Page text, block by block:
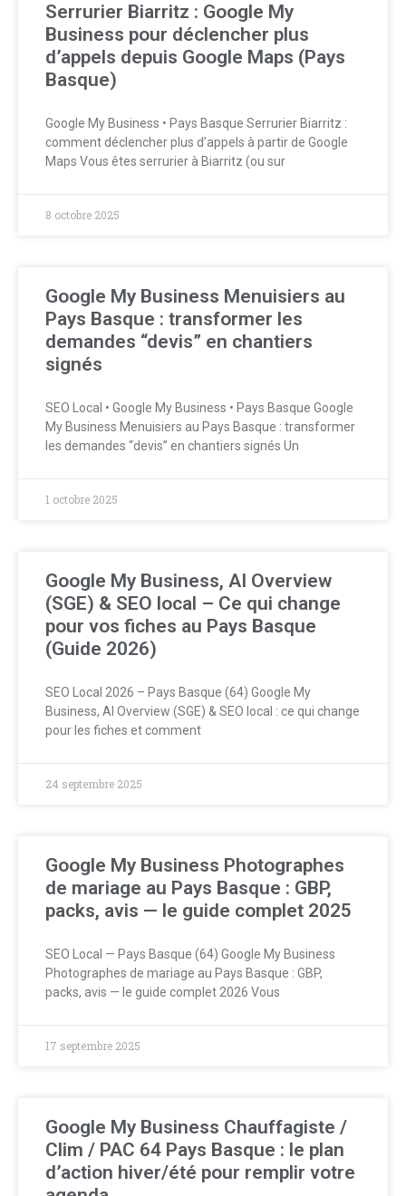
Serrurier Biarritz : Google My
Business pour déclencher plus
d’appels depuis Google Maps (Pays
Basque)
Google My Business • Pays Basque Serrurier Biarritz :
comment déclencher plus d’appels à partir de Google
Maps Vous êtes serrurier à Biarritz (ou sur
8 octobre 2025
Google My Business Menuisiers au
Pays Basque : transformer les
demandes “devis” en chantiers
signés
SEO Local • Google My Business • Pays Basque Google
My Business Menuisiers au Pays Basque : transformer
les demandes “devis” en chantiers signés Un
1 octobre 2025
Google My Business, AI Overview
(SGE) & SEO local – Ce qui change
pour vos fiches au Pays Basque
(Guide 2026)
SEO Local 2026 – Pays Basque (64) Google My
Business, AI Overview (SGE) & SEO local : ce qui change
pour les fiches et comment
24 septembre 2025
Google My Business Photographes
de mariage au Pays Basque : GBP,
packs, avis — le guide complet 2025
SEO Local — Pays Basque (64) Google My Business
Photographes de mariage au Pays Basque : GBP,
packs, avis — le guide complet 2026 Vous
17 septembre 2025
Google My Business Chauffagiste /
Clim / PAC 64 Pays Basque : le plan
d’action hiver/été pour remplir votre